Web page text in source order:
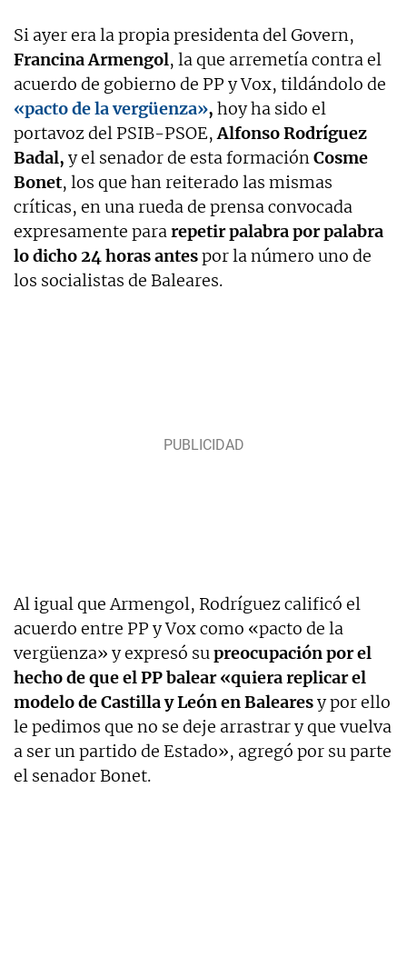
Si ayer era la propia presidenta del Govern,
Francina Armengol, la que arremetía contra el
acuerdo de gobierno de PP y Vox, tildándolo de
«pacto de la vergüenza», hoy ha sido el
portavoz del PSIB-PSOE,Alfonso Rodríguez
Badal, y el senador de esta formaciónCosme
Bonet, los que han reiterado las mismas
críticas, en una rueda de prensa convocada
expresamente pararepetir palabra por palabra
lo dicho 24 horas antespor la número uno de
los socialistas de Baleares.
Al igual que Armengol, Rodríguez calificó el
acuerdo entre PP y Vox como «pacto de la
vergüenza» y expresó supreocupación por el
hecho de que el PP balear «quiera replicar el
modelo de Castilla y León en Balearesy por ello
le pedimos que no se deje arrastrar y que vuelva
a ser un partido de Estado», agregó por su parte
el senador Bonet.